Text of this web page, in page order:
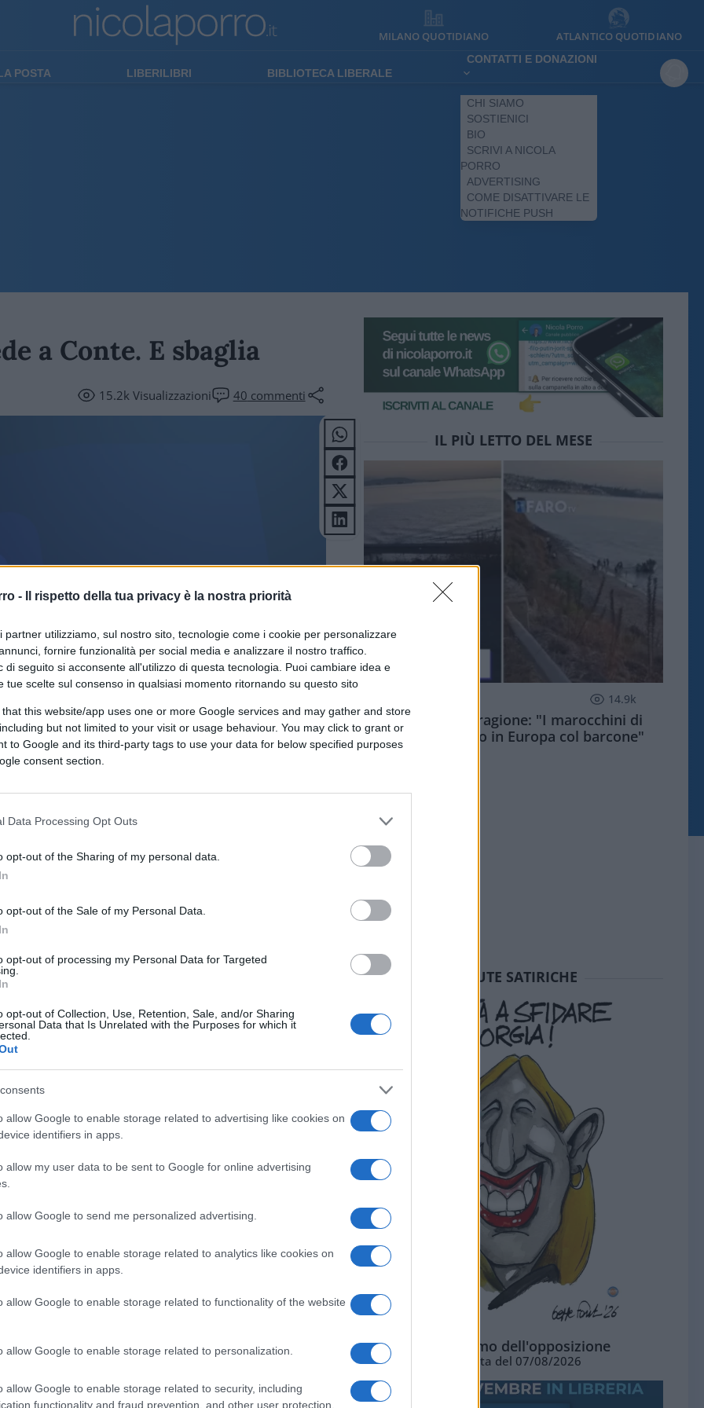
- Il rispetto della tua privacy è la nostra priorità
partner utilizziamo, sul nostro sito, tecnologie come i cookie per personalizzare
fornire funzionalità per social media e analizzare il nostro traffico.
di seguito si acconsente all'utilizzo di questa tecnologia. Puoi cambiare idea e
tue scelte sul consenso in qualsiasi momento ritornando su questo sito
that this website/app uses one or more Google services and may gather and store
but not limited to your visit or usage behaviour. You may click to grant or
to Google and its third-party tags to use your data for below specified purposes
consent section.
Data Processing Opt Outs
opt-out of the Sharing of my personal data.
opt-out of the Sale of my Personal Data.
opt-out of processing my Personal Data for Targeted
opt-out of Collection, Use, Retention, Sale, and/or Sharing
Data that Is Unrelated with the Purposes for which it
allow Google to enable storage related to advertising like cookies on
identifiers in apps.
allow my user data to be sent to Google for online advertising
allow Google to send me personalized advertising.
allow Google to enable storage related to analytics like cookies on
identifiers in apps.
allow Google to enable storage related to functionality of the website
allow Google to enable storage related to personalization.
allow Google to enable storage related to security, including
functionality and fraud prevention, and other user protection.
MILANO QUOTIDIANO ATLANTICO QUOTIDIANO
POSTA LIBERILIBRI BIBLIOTECA LIBERALE
CONTATTI E DONAZIONI
CHI SIAMO
SOSTIENICI
BIO
SCRIVI A NICOLA
PORRO
ADVERTISING
COME DISATTIVARE LE
NOTIFICHE PUSH
a Conte. E sbaglia
15.2kVisualizzazioni 40 commenti
nella Difesain una mera
bellica. La ricerca che si
all’avanguardia, il cui impiego
Dal progresso tecnologico applicato
anche per l’industria civile. Lo sviluppo
al settore bellico, potendo trasferirsi
pensiamo alle genesi di internet
possibile ripercorrerne la traiettoria
che venne realizzata nel 1969 negli Usa
Questa Agenzia venne istituita dal
sviluppare la ricerca in campo militare
con lo scopo di architettare un
dislocati in sedi diverse, di
scattare, all’aumento delle risorse
Per giunta,
migliaia di lavoratori. Inoltre, è
della Difesa una vocazione
la guerra (art. 11 Cost.). Il termine
devastazioni causate dalla guerra nella
Costituzione contempla anche la
di guerra (art. 78 Cost.). I padri
seppure lo abbiano sottoposto ad
non è sufficiente dichiararsi pacifisti per
IL PIÙ LETTO DEL MESE
14.9k
Meloni aveva ragione: "I marocchini di
Ceuta sbarcano in Europa col barcone"
SEDUTE SATIRICHE
L'ottimismo dell'opposizione
Vignetta del 07/08/2026